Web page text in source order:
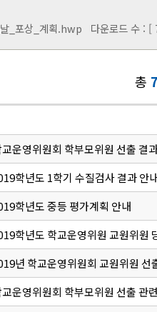
_포상_계획.hwp 다운로드 수 : [
총
교운영위원회 학부모위원 선출 결
학년도 1학기 수질검사 결과 안
학년도 중등 평가계획 안내
학년도 학교운영위원 교원위원
년 학교운영위원회 교원위원 선
교운영위원회 학부모위원 선출 관